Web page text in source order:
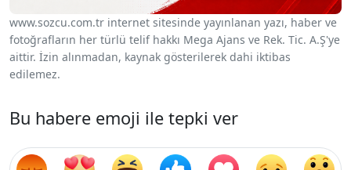
www.sozcu.com.tr internet sitesinde yayınlanan yazı, haber ve
fotoğrafların her türlü telif hakkı Mega Ajans ve Rek. Tic. A.Ş'ye
aittir. İzin alınmadan, kaynak gösterilerek dahi iktibas
edilemez.
Bu habere emoji ile tepki ver